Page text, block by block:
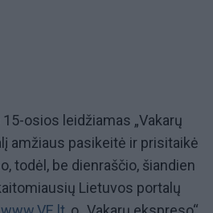
osios leidžiamas „Vakarų
amžiaus pasikeitė ir prisitaikė
todėl, be dienraščio, šiandien
Lietuvos portalų